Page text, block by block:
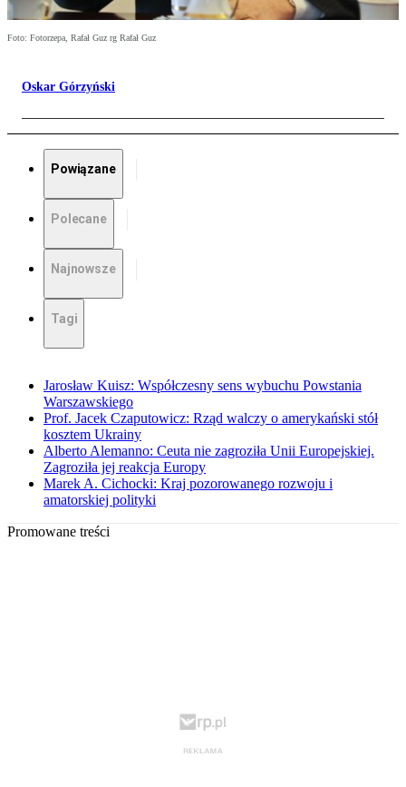
Foto: Fotorzepa, Rafał Guz rg Rafał Guz
Oskar Górzyński
Powiązane
Polecane
Najnowsze
Tagi
Jarosław Kuisz: Współczesny sens wybuchu Powstania
Warszawskiego
Prof. Jacek Czaputowicz: Rząd walczy o amerykański stół
kosztem Ukrainy
Alberto Alemanno: Ceuta nie zagroziła Unii Europejskiej.
Zagroziła jej reakcja Europy
Marek A. Cichocki: Kraj pozorowanego rozwoju i
amatorskiej polityki
Promowane treści